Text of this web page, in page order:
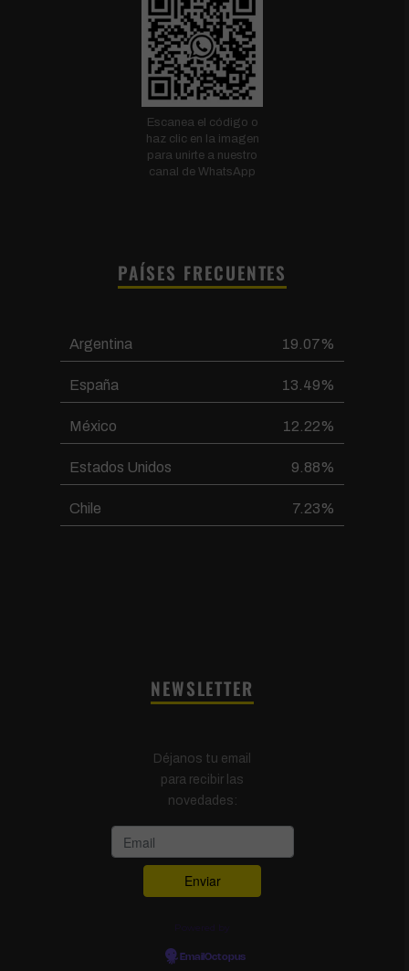
Escanea el código o
haz clic en la imagen
para unirte a nuestro
canal de WhatsApp
PAÍSES FRECUENTES
Argentina 19.07%
España 13.49%
México 12.22%
Estados Unidos 9.88%
Chile 7.23%
NEWSLETTER
Déjanos tu email
para recibir las
novedades:
EmailOctopus